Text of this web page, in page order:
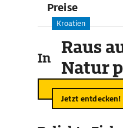
Preise
In der
Kroatien
Raus
Natur
Jetzt entdecken!